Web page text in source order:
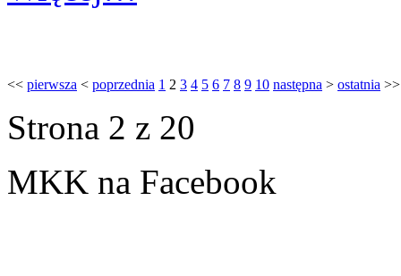
<< pierwsza < poprzednia 1 2 3 4 5 6 7 8 9 10 następna > ostatnia >>
Strona 2 z 20
MKK na Facebook